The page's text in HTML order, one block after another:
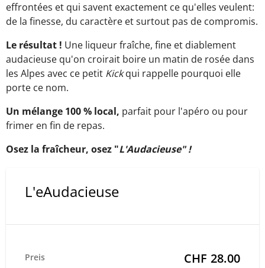
effrontées et qui savent exactement ce qu'elles veulent:
de la finesse, du caractère et surtout pas de compromis.
Le résultat ! Une liqueur fraîche, fine et diablement
audacieuse qu'on croirait boire un matin de rosée dans
les Alpes avec ce petit Kickqui rappelle pourquoi elle
porte ce nom.
Un mélange 100 % local, parfait pour l'apéro ou pour
frimer en fin de repas.
Osez la fraîcheur, osez "L'Audacieuse" !
L'eAudacieuse
Preis CHF 28.00